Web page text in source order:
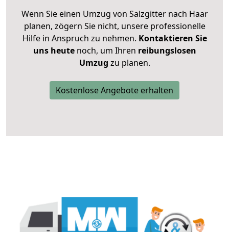
Wenn Sie einen Umzug von Salzgitter nach Haar
planen, zögern Sie nicht, unsere professionelle
Hilfe in Anspruch zu nehmen. Kontaktieren Sie
uns heutenoch, um Ihren reibungslosen
Umzug zu planen.
Kostenlose Angebote erhalten